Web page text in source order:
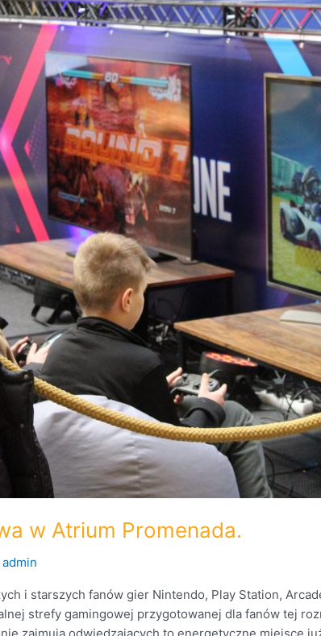
w Atrium Promenada.
admin
i starszych fanów gier Nintendo, Play Station,
strefy gamingowej przygotowanej dla fanów tej
zajmują odwiedzających to energetyczne miejsce